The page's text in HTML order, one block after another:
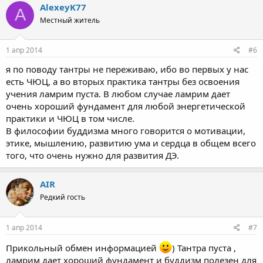
A AlexeyK77
Местный житель
1 апр 2014 #6
я по поводу тантры не переживаю, ибо во первых у нас
есть ЧЮЦ, а во вторых практика тантры без освоения
учения ламрим пуста. В любом случае ламрим дает
очень хороший фундамент для любой энергетической
практики и ЧЮЦ в том числе.
В философии буддизма много говорится о мотивации,
этике, мышлению, развитию ума и сердца в общем всего
того, что очень нужно для развития ДЭ.
АIR
Редкий гость
1 апр 2014 #7
Прикольный обмен информацией
) Тантра пуста ,
ламрим дает хороший фундамент и буддизм полезен для